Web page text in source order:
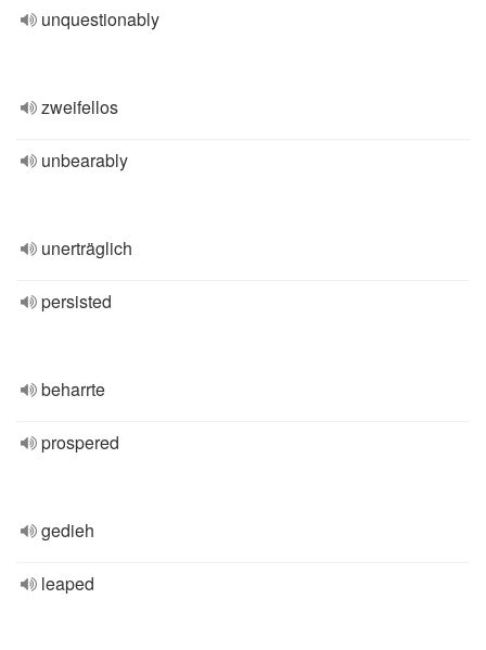
unquestionably
zweifellos
unbearably
unerträglich
persisted
beharrte
prospered
gedieh
leaped